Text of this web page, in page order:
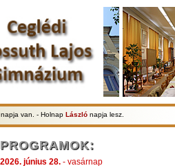
napja van. - Holnap László napja lesz.
PROGRAMOK:
2026. június 28. - vasárnap